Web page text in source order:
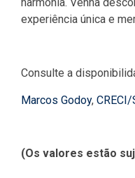
harmonia. Venha
experiência única e
Consulte a
Marcos Godoy,
(Os valores estão